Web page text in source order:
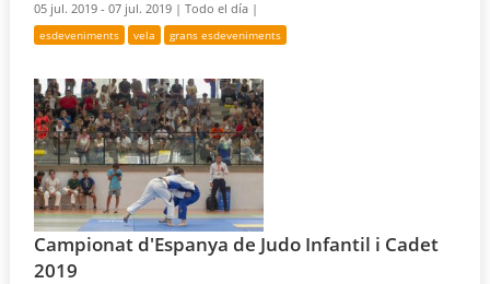
05 jul. 2019 - 07 jul. 2019 |Todo el día |
esdeveniments vela grans esdeveniments
Campionat d'Espanya de Judo Infantil i Cadet
2019